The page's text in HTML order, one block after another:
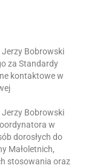
Jerzy Bobrowski
za Standardy
kontaktowe w
Jerzy Bobrowski
w
dorosłych do
Małoletnich,
stosowania oraz